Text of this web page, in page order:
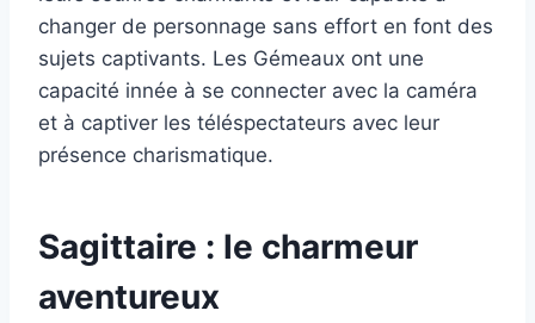
changer de personnage sans effort en font des
sujets captivants. Les Gémeaux ont une
capacité innée à se connecter avec la caméra
et à captiver les téléspectateurs avec leur
présence charismatique.
Sagittaire : le charmeur
aventureux